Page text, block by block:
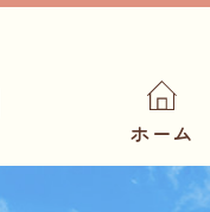
ホーム